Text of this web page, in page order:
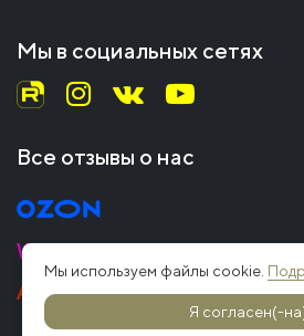
Мы в социальных сетях
Все отзывы о нас
Мы используем файлы cookie.
Я согласен(-